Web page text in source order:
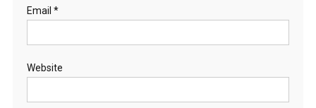
Email *
Website